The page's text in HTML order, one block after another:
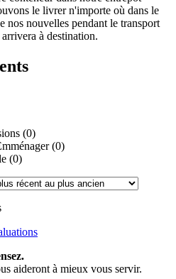
le livrer n'importe où dans le
nos nouvelles pendant le transport
à destination.
(0)
(0)
(0)
aideront à mieux vous servir.